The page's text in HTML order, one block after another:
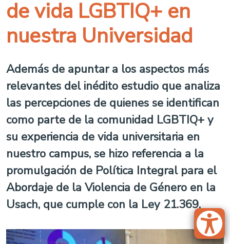
de vida LGBTIQ+ en
nuestra Universidad
Además de apuntar a los aspectos más
relevantes del inédito estudio que analiza
las percepciones de quienes se identifican
como parte de la comunidad LGBTIQ+ y
su experiencia de vida universitaria en
nuestro campus, se hizo referencia a la
promulgación de Política Integral para el
Abordaje de la Violencia de Género en la
Usach, que cumple con la Ley 21.369.